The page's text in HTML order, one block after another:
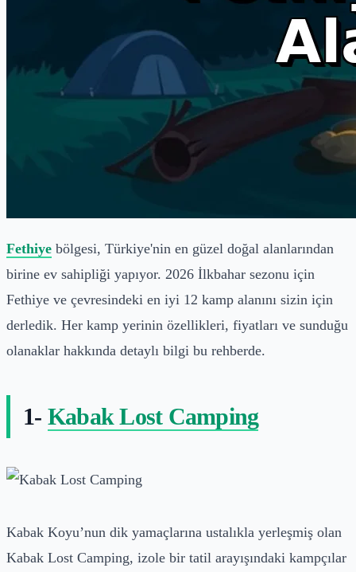
Fethiye bölgesi, Türkiye'nin en güzel doğal alanlarından
birine ev sahipliği yapıyor. 2026 İlkbahar sezonu için
Fethiye ve çevresindeki en iyi 12 kamp alanını sizin için
derledik. Her kamp yerinin özellikleri, fiyatları ve sunduğu
olanaklar hakkında detaylı bilgi bu rehberde.
1- Kabak Lost Camping
Kabak Koyu’nun dik yamaçlarına ustalıkla yerleşmiş olan
Kabak Lost Camping, izole bir tatil arayışındaki kampçılar